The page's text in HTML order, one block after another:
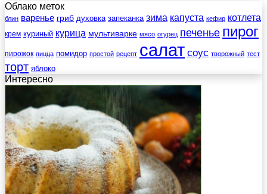
Облако меток
блин варенье гриб духовка запеканка зима капуста кефир котлета
крем куриный курица мультиварке мясо огурец печенье пирог
пирожок пицца помидор простой рецепт салат соус творожный тест
торт яблоко
Интересно